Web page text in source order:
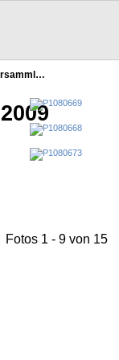
Fotos 1 - 9 von 15